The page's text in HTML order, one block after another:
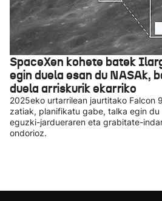
SpaceXen kohete batek
egin duela esan du NASAk,
duela arriskurik ekarriko
2025eko urtarrilean jaurtitako Falcon
zatiak, planifikatu gabe, talka egin du
eguzki-jardueraren eta grabitate-
ondorioz.